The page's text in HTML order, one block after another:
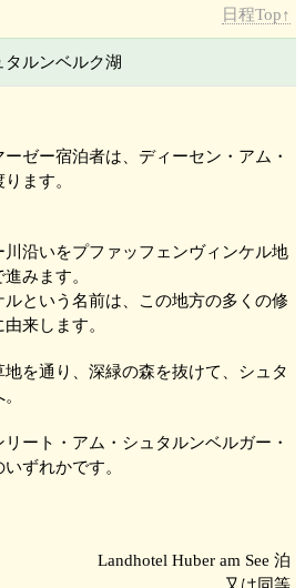
日程Top↑
タルンベルク湖
ーゼー宿泊者は、ディーセン・アム・
ます。
川沿いをプファッフェンヴィンケル地
進みます。
ルという名前は、この地方の多くの修
来します。
を通り、深緑の森を抜けて、シュタ
ート・アム・シュタルンベルガー・
いずれかです。
Landhotel Huber am See 泊